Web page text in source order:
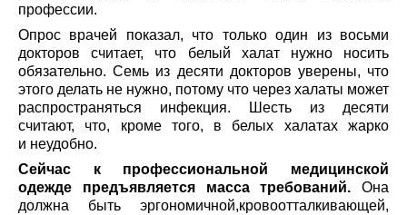
профессии.
Опрос врачей показал, что только один из восьми
докторов считает, что белый халат нужно носить
обязательно. Семь из десяти докторов уверены, что
этого делать не нужно, потому что через халаты может
распространяться инфекция. Шесть из десяти
считают, что, кроме того, в белых халатах жарко
и неудобно.
Сейчас к профессиональной медицинской
одежде предъявляется масса требований. Она
должна быть эргономичной,кровоотталкивающей,